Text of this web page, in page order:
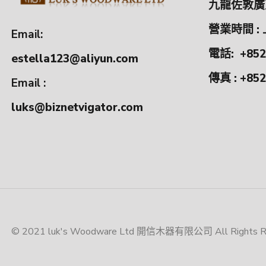
Email:
estella123@aliyun.com
Email :
luks@biznetvigator.com
九龍佐敦
營業時間 :
電話:
傳真 :
© 2021 luk's Woodware Ltd 開信木器有限公司 All Rights